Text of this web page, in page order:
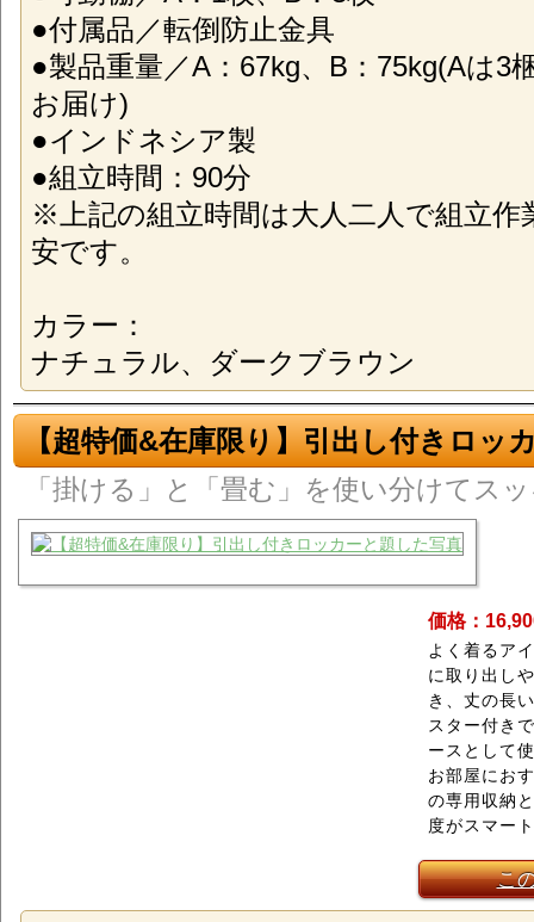
●付属品／転倒防止金具
●製品重量／A：67kg、B：75kg(Aは3
お届け)
●インドネシア製
●組立時間：90分
※上記の組立時間は大人二人で組立作
安です。
カラー：
ナチュラル、ダークブラウン
【超特価&在庫限り】引出し付きロッ
「掛ける」と「畳む」を使い分けてス
価格：
よく着るア
に取り出し
き、丈の長
スター付き
ースとして
お部屋にお
の専用収納
度がスマー
こ